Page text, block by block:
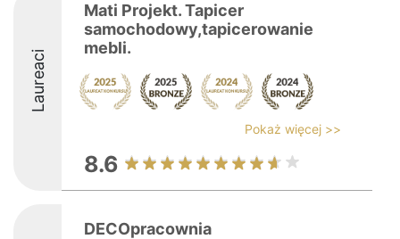
Laureaci
Mati Projekt. Tapicer
samochodowy,tapicerowanie
mebli.
Pokaż więcej >>
8.6
DECOpracownia